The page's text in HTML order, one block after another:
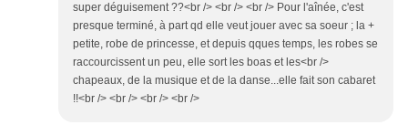
super déguisement ??<br /> <br /> <br /> Pour l'aînée, c'est
presque terminé, à part qd elle veut jouer avec sa soeur ; la +
petite, robe de princesse, et depuis qques temps, les robes se
raccourcissent un peu, elle sort les boas et les<br />
chapeaux, de la musique et de la danse...elle fait son cabaret
!!<br /> <br /> <br /> <br />